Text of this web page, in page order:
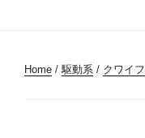
Home /駆動系 / クワイフ